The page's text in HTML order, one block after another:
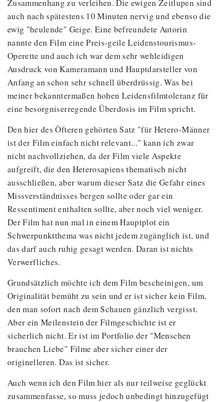
Zusammenhang zu verleihen. Die ewigen Zeitlupen sind
auch nach spätestens 10 Minuten nervig und ebenso die
ewig "heulende" Geige. Eine befreundete Autorin
nannte den Film eine Preis-geile Leidenstourismus-
Operette und auch ich war dem sehr wehleidigen
Ausdruck von Kameramann und Hauptdarsteller von
Anfang an schon sehr schnell überdrüssig. Was bei
meiner bekanntermaßen hohen Leidensfilmtoleranz für
eine besorgniserregende Überdosis im Film spricht.
Den hier des Öfteren gehörten Satz "für Hetero-Männer
ist der Film einfach nicht relevant..." kann ich zwar
nicht nachvollziehen, da der Film viele Aspekte
aufgreift, die den Heterosapiens thematisch nicht
ausschließen, aber warum dieser Satz die Gefahr eines
Missverständnisses bergen sollte oder gar ein
Ressentiment enthalten sollte, aber noch viel weniger.
Der Film hat nun mal in einem Hauptplot ein
Schwerpunktthema was nicht jedem zugänglich ist, und
das darf auch ruhig gesagt werden. Daran ist nichts
Verwerfliches.
Grundsätzlich möchte ich dem Film bescheinigen, um
Originalität bemüht zu sein und er ist sicher kein Film,
den man sofort nach dem Schauen gänzlich vergisst.
Aber ein Meilenstein der Filmgeschichte ist er
sicherlich nicht. Er ist im Portfolio der "Menschen
brauchen Liebe" Filme aber sicher einer der
originelleren. Das ist sicher.
Auch wenn ich den Film hier als nur teilweise geglückt
zusammenfasse, so muss jedoch unbedingt hinzugefügt